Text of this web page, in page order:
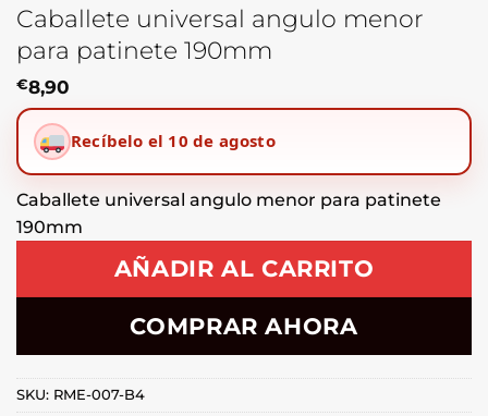
Caballete universal angulo menor
para patinete 190mm
€8,90
Recíbelo el 10 de agosto
Caballete universal angulo menor para patinete
190mm
AÑADIR AL CARRITO
COMPRAR AHORA
SKU: RME-007-B4